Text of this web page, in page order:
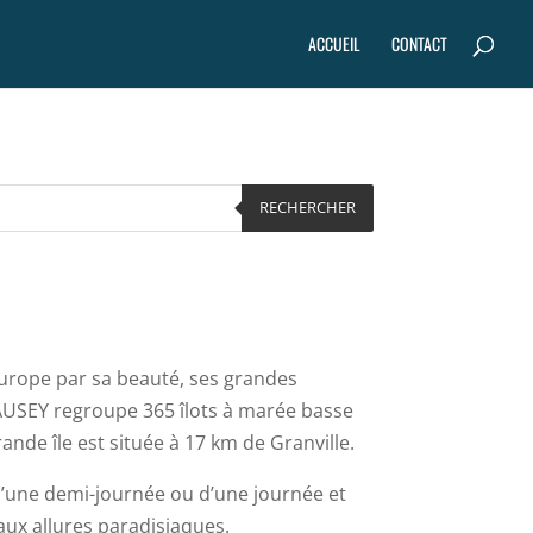
ACCUEIL CONTACT
RECHERCHER
par sa beauté, ses grandes
regroupe 365 îlots à marée basse
île est située à 17 km de Granville.
demi-journée ou d’une journée et
allures paradisiaques.